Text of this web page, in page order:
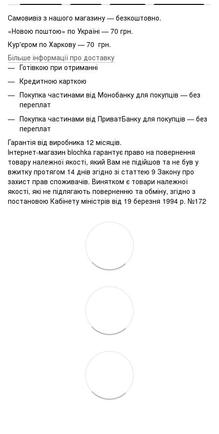
Самовивіз з нашого магазину — безкоштовно.
«Новою поштою» по Україні — 70 грн.
Кур'єром по Харкову — 70 грн.
Більше інформації про доставку
Готівкою при отриманні
Кредитною карткою
Покупка частинами від Монобанку для покупців — без
переплат
Покупка частинами від ПриватБанку для покупців — без
переплат
Гарантія від виробника 12 місяців.
Інтернет-магазин blochka гарантує право на повернення
товару належної якості, який Вам не підійшов та не був у
вжитку протягом 14 днів згідно зі статтею 9 Закону про
захист прав споживачів. Винятком є ​​товари належної
якості, які не підлягають поверненню та обміну, згідно з
постановою Кабінету міністрів від 19 березня 1994 р. №172